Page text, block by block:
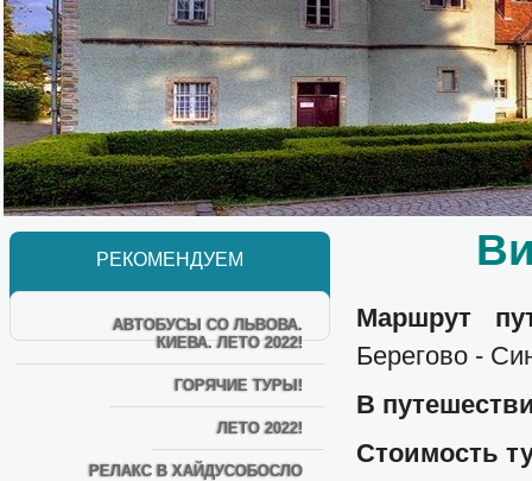
РЕКОМЕНДУЕМ
АВТОБУСЫ СО ЛЬВОВА.
КИЕВА. ЛЕТО 2022!
ГОРЯЧИЕ ТУРЫ!
ЛЕТО 2022!
РЕЛАКС В ХАЙДУСОБОСЛО
Маршрут
Берегово -
В
Стоимость